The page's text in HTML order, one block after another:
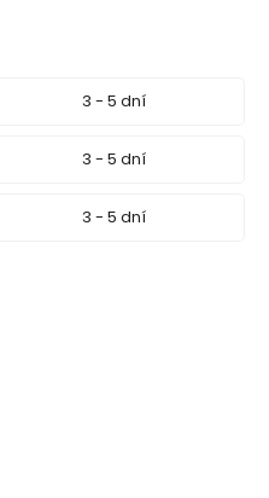
3 - 5 dní
3 - 5 dní
3 - 5 dní